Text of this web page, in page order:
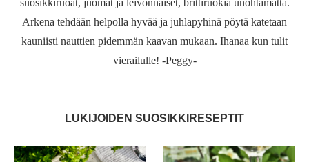
suosikkiruoat, juomat ja leivonnaiset, brittiruokia unohtamatta.
Arkena tehdään helpolla hyvää ja juhlapyhinä pöytä katetaan
kauniisti nauttien pidemmän kaavan mukaan. Ihanaa kun tulit
vierailulle! -Peggy-
LUKIJOIDEN SUOSIKKIRESEPTIT